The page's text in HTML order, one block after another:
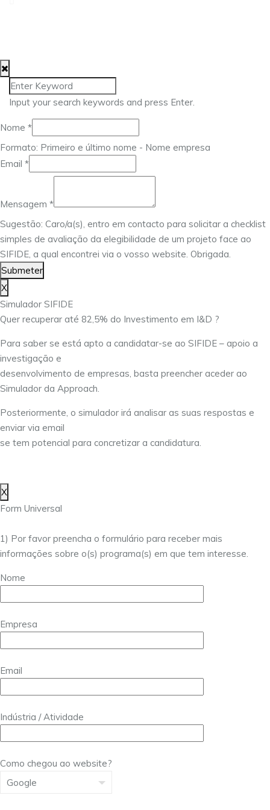
Input your search keywords and press Enter.
Nome *
Formato: Primeiro e último nome - Nome empresa
Email *
Email
Mensagem *
Sugestão: Caro/a(s), entro em contacto para solicitar a checklist
simples de avaliação da elegibilidade de um projeto face ao
SIFIDE, a qual encontrei via o vosso website. Obrigada.
Submeter
X
Simulador SIFIDE
Quer recuperar até 82,5% do Investimento em I&D ?
Para saber se está apto a candidatar-se ao SIFIDE – apoio a
investigação e
desenvolvimento de empresas, basta preencher aceder ao
Simulador da Approach.
Posteriormente, o simulador irá analisar as suas respostas e
enviar via email
se tem potencial para concretizar a candidatura.
X
Form Universal
1) Por favor preencha o formulário para receber mais
informações sobre o(s) programa(s) em que tem interesse.
Nome
Empresa
Email
Indústria / Atividade
Como chegou ao website?